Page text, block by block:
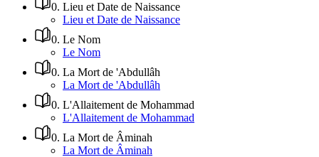
0. Lieu et Date de Naissance
Lieu et Date de Naissance
0. Le Nom
Le Nom
0. La Mort de 'Abdullâh
La Mort de 'Abdullâh
0. L'Allaitement de Mohammad
L'Allaitement de Mohammad
0. La Mort de Âminah
La Mort de Âminah